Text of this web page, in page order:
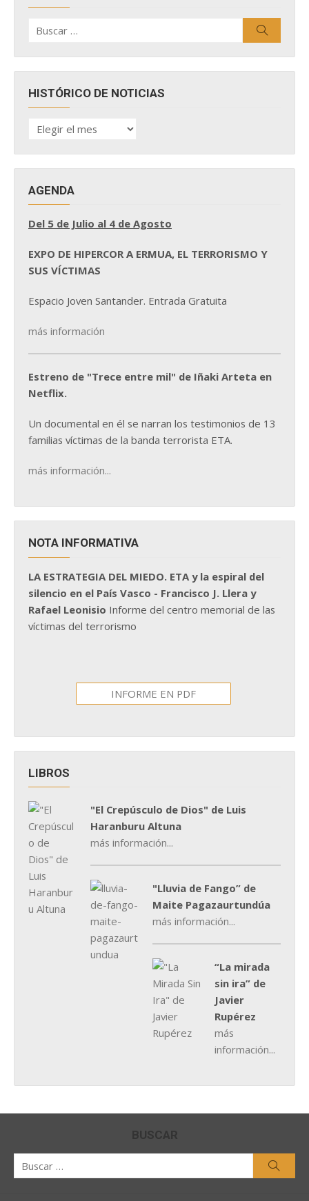
por:
HISTÓRICO DE NOTICIAS
HISTÓRICO
DE
AGENDA
Del 5 de Julio al 4 de Agosto
EXPO DE HIPERCOR A ERMUA, EL TERRORISMO Y
SUS VÍCTIMAS
Espacio Joven Santander. Entrada Gratuita
más información
Estreno de "Trece entre mil" de Iñaki Arteta en
Netflix.
Un documental en él se narran los testimonios de 13
familias víctimas de la banda terrorista ETA.
más información...
NOTA INFORMATIVA
LA ESTRATEGIA DEL MIEDO. ETA y la espiral del
silencio en el País Vasco - Francisco J. Llera y
Rafael Leonisio Informe del centro memorial de las
víctimas del terrorismo
INFORME EN PDF
LIBROS
"El Crepúsculo de Dios" de Luis
Haranburu Altuna
más información...
"Lluvia de Fango” de
Maite Pagazaurtundúa
más información...
“La mirada
sin ira” de
Javier
Rupérez
más
información...
BUSCAR